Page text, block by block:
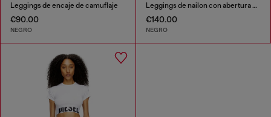
Leggings de encaje de camuflaje
€90.00
NEGRO
Leggings de nailon con abertura en la parte trasera Oval D
€140.00
NEGRO